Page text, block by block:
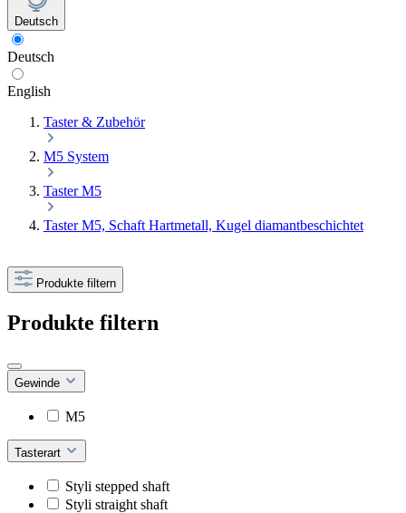
Deutsch
Deutsch
English
Taster & Zubehör
M5 System
Taster M5
Taster M5, Schaft Hartmetall, Kugel diamantbeschichtet
Produkte filtern
Produkte filtern
Gewinde
M5
Tasterart
Styli stepped shaft
Styli straight shaft